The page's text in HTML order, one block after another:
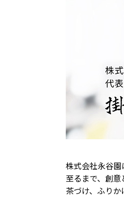
株式会社永谷
至るまで、創
茶づけ、ふり